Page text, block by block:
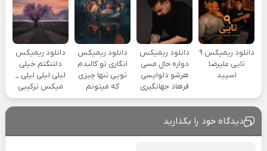
دانلود ریمیکس ۹
تایی علیرضا
اسپید
دانلود ریمیکس
دواره حال مسی
هرشو دلواپسی
فرهاد جهانگیری
دانلود ریمیکس
انگاری تو کالبدم
تویی تنها چیزی
که میتونم
دانلود ریمیکس
دلتنگتم خیلی
لیلی لیلی لیلی _
میکس ترکیبی
دیدگاه خود را بگذارید